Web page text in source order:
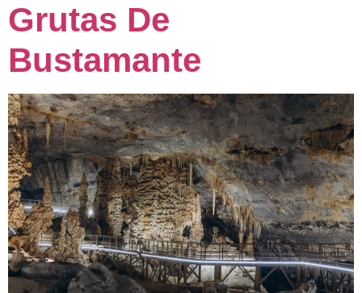
Grutas De
Bustamante